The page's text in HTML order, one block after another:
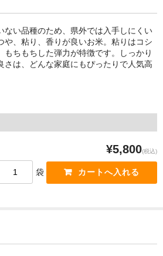
ない品種のため、県外では入手しにくい
や、粘り、香りが良いお米。粘りはコシ
もちもちした弾力が特徴です。しっかり
さは、どんな家庭にもぴったりで人気高
¥5,800(税込)
袋